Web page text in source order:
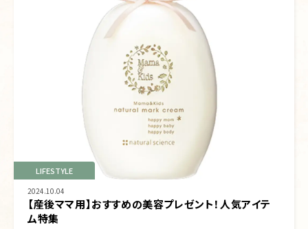
LIFESTYLE
2024.10.04
【産後ママ用】おすすめの美容プレゼント！人気アイテ
ム特集